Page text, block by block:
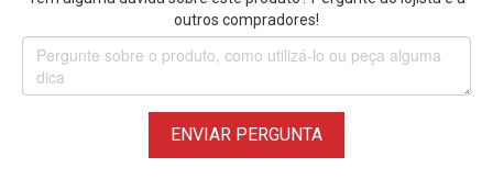
outros compradores!
ENVIAR PERGUNTA